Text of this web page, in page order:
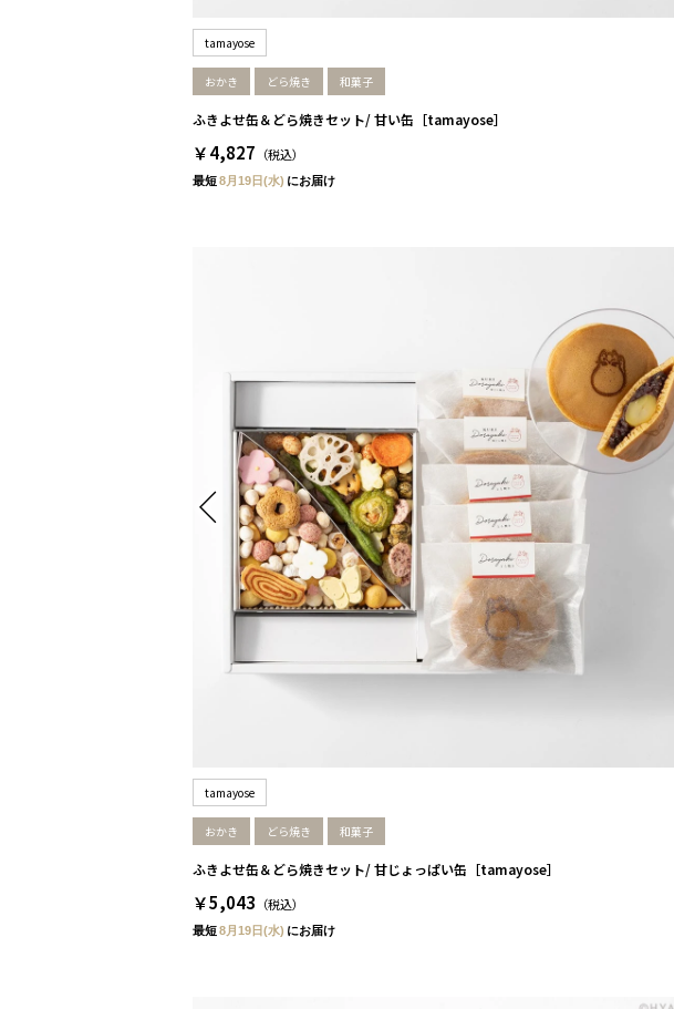
tamayose
おかき どら焼き 和菓子
ふきよせ缶＆どら焼きセット/ 甘い缶［tamayose］
￥4,827 （税込）
最短8月19日(水) にお届け
tamayose
おかき どら焼き 和菓子
ふきよせ缶＆どら焼きセット/ 甘じょっぱい缶［tamayose］
￥5,043 （税込）
最短8月19日(水) にお届け